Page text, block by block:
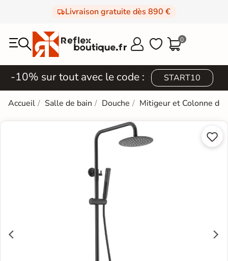
Livraison gratuite dès 890 €
  0
-10% sur tout avec le code : START10
Accueil Salle de bain Douche Mitigeur et Colonne de

